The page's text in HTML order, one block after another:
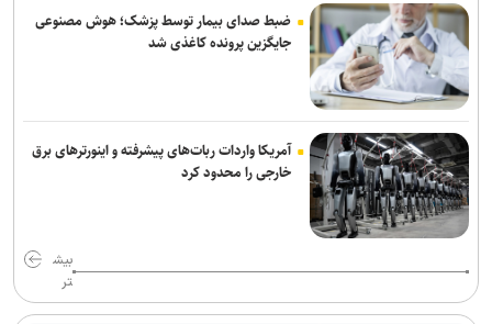
ضبط صدای بیمار توسط پزشک؛ هوش مصنوعی
جایگزین پرونده کاغذی شد
آمریکا واردات ربات‌های پیشرفته و اینورترهای برق
خارجی را محدود کرد
بیش
تر